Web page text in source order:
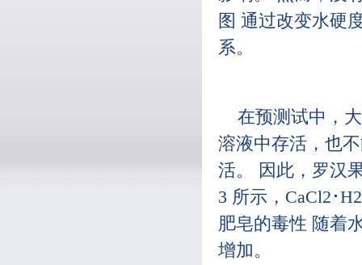
图 通过改变水硬
系。
在预测试中，
溶液中存活，也
活。 因此，罗汉
3 所示，CaCl2･
肥皂的毒性 随着
增加。